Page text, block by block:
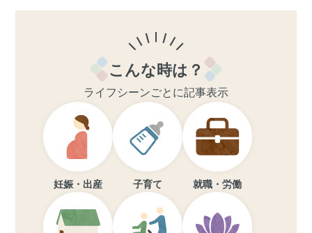
こんな時は？
ライフシーンごとに記事表示
妊娠・出産 子育て 就職・労働